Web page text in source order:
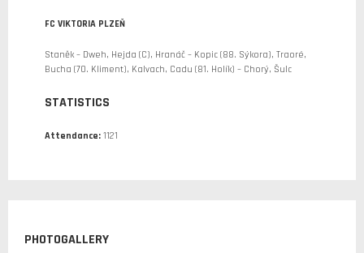
FC VIKTORIA PLZEŇ
Staněk – Dweh, Hejda (C), Hranáč – Kopic (88. Sýkora), Traoré,
Bucha (70. Kliment), Kalvach, Cadu (81. Holík) – Chorý, Šulc
STATISTICS
Attendance: 1121
PHOTOGALLERY